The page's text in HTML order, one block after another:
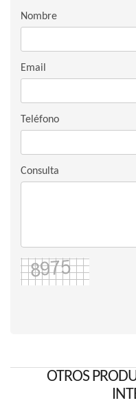
Nombre
Email
Teléfono
Consulta
OTROS